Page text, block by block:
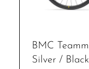
BMC
Silver / Black